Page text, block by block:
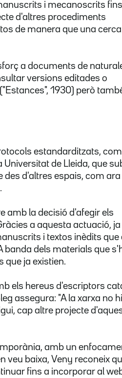
i mecanoscrits
d'altres procediments
de manera que una
a documents de
versions editades o
("Estances", 1930) però
estandarditzats,
Universitat de Lleida, que
des d'altres espais, com ara
amb la decisió d'afegir els
a aquesta actuació, ja
i textos inèdits que
banda dels materials que
que ja existien.
els hereus d'escriptors
assegura: "A la xarxa no
cap altre projecte
amb un
veu baixa, Veny reconeix
fins a incorporar al